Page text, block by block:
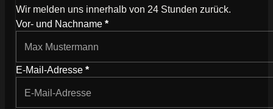
Wir melden uns innerhalb von 24 Stunden zurück.
Wie können wir dich kontaktieren?
Vor- und Nachname *
E-Mail-Adresse *